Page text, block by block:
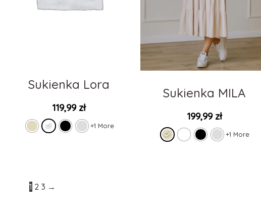
Sukienka Lora
119,99zł
+1 More
Sukienka MILA
199,99zł
+1 More
1 2 3 →